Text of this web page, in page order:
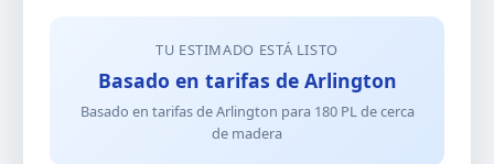
TU ESTIMADO ESTÁ LISTO
Basado en tarifas de Arlington
Basado en tarifas de Arlington para 180PL decerca
de madera